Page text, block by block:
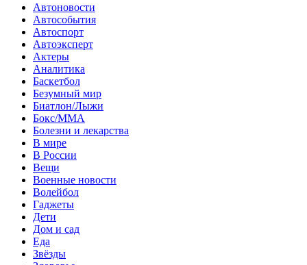
Автоновости
Автособытия
Автоспорт
Автоэксперт
Актеры
Аналитика
Баскетбол
Безумный мир
Биатлон/Лыжи
Бокс/MMA
Болезни и лекарства
В мире
В России
Вещи
Военные новости
Волейбол
Гаджеты
Дети
Дом и сад
Еда
Звёзды